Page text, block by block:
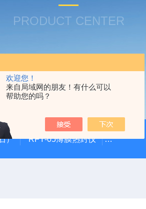
欢迎您！
来自局域网的朋友！有什么可以
帮助您的吗？
PRODUCT CENTER
） RFY-05薄膜热封仪 安瓿瓶折